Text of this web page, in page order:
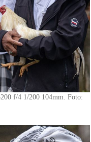
f/4 1/200 104mm. Foto: